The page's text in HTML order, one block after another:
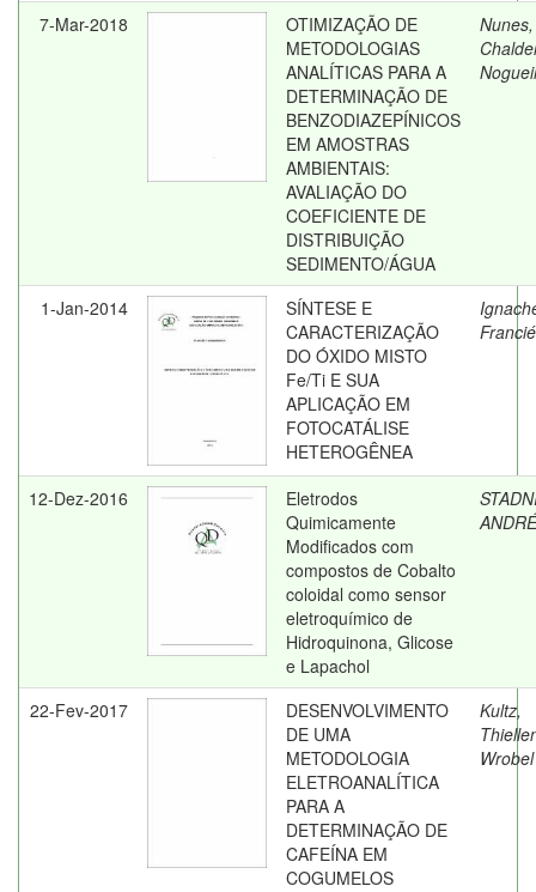
7-Mar-2018
OTIMIZAÇÃO DE
METODOLOGIAS
ANALÍTICAS PARA A
DETERMINAÇÃO DE
BENZODIAZEPÍNICOS
EM AMOSTRAS
AMBIENTAIS:
AVALIAÇÃO DO
COEFICIENTE DE
DISTRIBUIÇÃO
SEDIMENTO/ÁGUA
Nunes,
1-Jan-2014
SÍNTESE E
CARACTERIZAÇÃO
DO ÓXIDO MISTO
Fe/Ti E SUA
APLICAÇÃO EM
FOTOCATÁLISE
HETEROGÊNEA
12-Dez-2016
Eletrodos
Quimicamente
Modificados com
compostos de Cobalto
coloidal como sensor
eletroquímico de
Hidroquinona, Glicose
e Lapachol
22-Fev-2017
DESENVOLVIMENTO
DE UMA
METODOLOGIA
ELETROANALÍTICA
PARA A
DETERMINAÇÃO DE
CAFEÍNA EM
COGUMELOS
Kultz,
Wrobel